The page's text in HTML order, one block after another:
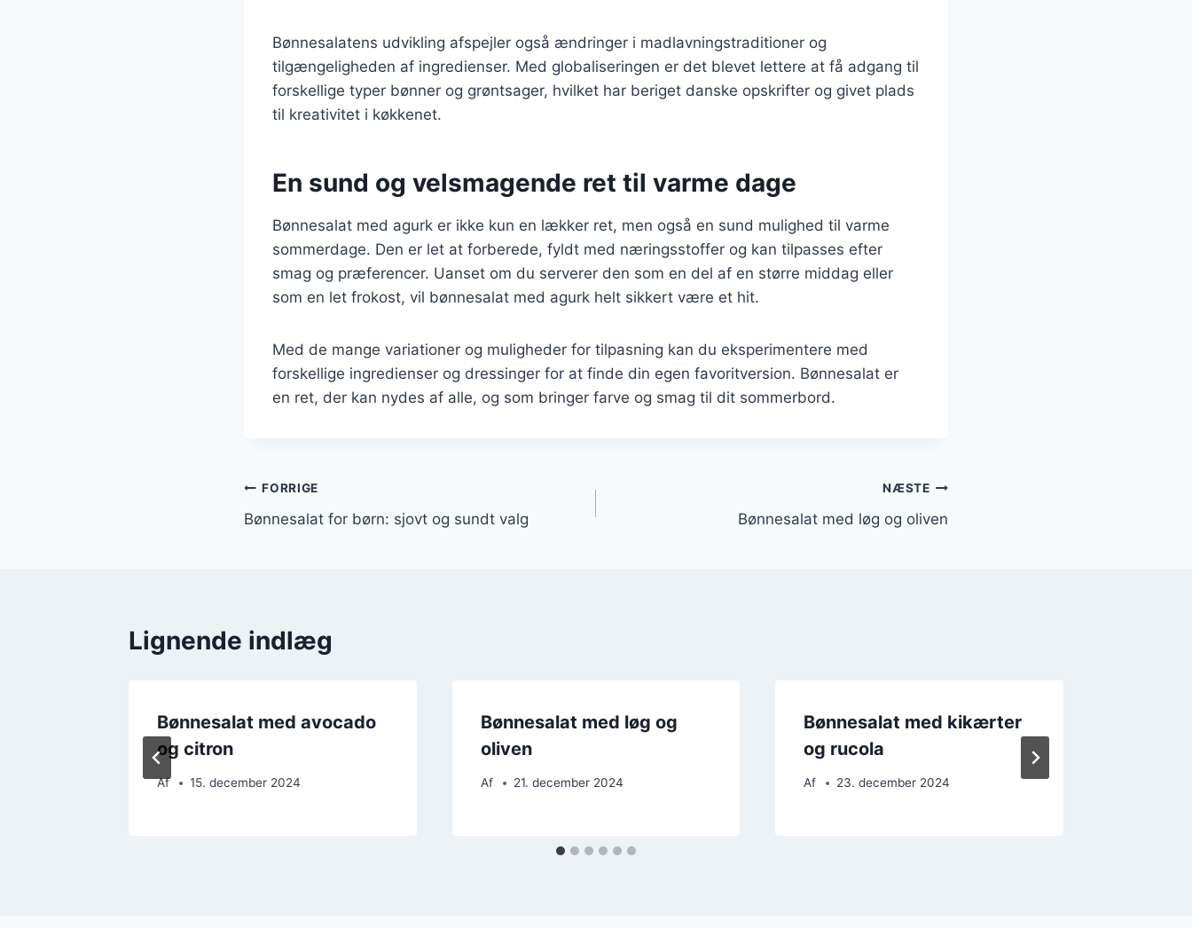
Bønnesalatens udvikling afspejler også ændringer i madlavningstraditioner og
tilgængeligheden af ingredienser. Med globaliseringen er det blevet lettere at få adgang til
forskellige typer bønner og grøntsager, hvilket har beriget danske opskrifter og givet plads
til kreativitet i køkkenet.
En sund og velsmagende ret til varme dage
Bønnesalat med agurk er ikke kun en lækker ret, men også en sund mulighed til varme
sommerdage. Den er let at forberede, fyldt med næringsstoffer og kan tilpasses efter
smag og præferencer. Uanset om du serverer den som en del af en større middag eller
som en let frokost, vil bønnesalat med agurk helt sikkert være et hit.
Med de mange variationer og muligheder for tilpasning kan du eksperimentere med
forskellige ingredienser og dressinger for at finde din egen favoritversion. Bønnesalat er
en ret, der kan nydes af alle, og som bringer farve og smag til dit sommerbord.
Indlægsnavigation
FORRIGE
Bønnesalat for børn: sjovt og sundt valg
NÆSTE
Bønnesalat med løg og oliven
Lignende indlæg
Bønnesalat med avocado
og citron
Af 15. december 2024
Bønnesalat med løg og
oliven
Af 21. december 2024
Bønnesalat med kikærter
og rucola
Af 23. december 2024